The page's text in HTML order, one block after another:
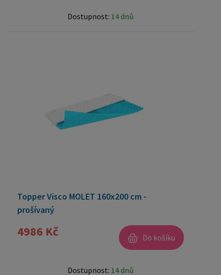
Dostupnost: 14 dnů
Topper Visco MOLET 160x200 cm -
prošívaný
4986 Kč Do košíku
Dostupnost: 14 dnů